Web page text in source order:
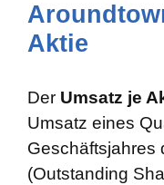
Aktie
Der Umsatz je
Umsatz eines
Geschäftsjahres
(Outstanding